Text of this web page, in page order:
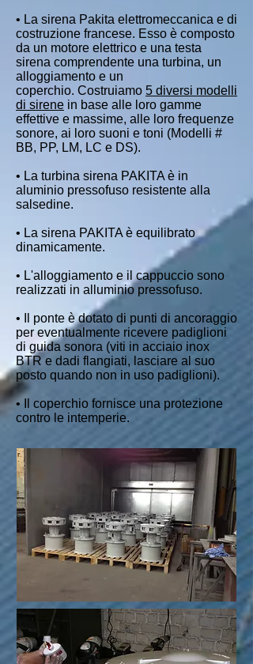
• La sirena Pakita elettromeccanica e di
costruzione francese. Esso è composto
da un motore elettrico e una testa
sirena comprendente una turbina, un
alloggiamento e un
coperchio. Costruiamo 5 diversi modelli
di sirene in base alle loro gamme
effettive e massime, alle loro frequenze
sonore, ai loro suoni e toni (Modelli #
BB, PP, LM, LC e DS).
• La turbina sirena PAKITA è in
aluminio pressofuso resistente alla
salsedine.
• La sirena PAKITA è equilibrato
dinamicamente.
• L'alloggiamento e il cappuccio sono
realizzati in alluminio pressofuso.
• Il ponte è dotato di punti di ancoraggio
per eventualmente ricevere padiglioni
di guida sonora (viti in acciaio inox
BTR e dadi flangiati, lasciare al suo
posto quando non in uso padiglioni).
• Il coperchio fornisce una protezione
contro le intemperie.